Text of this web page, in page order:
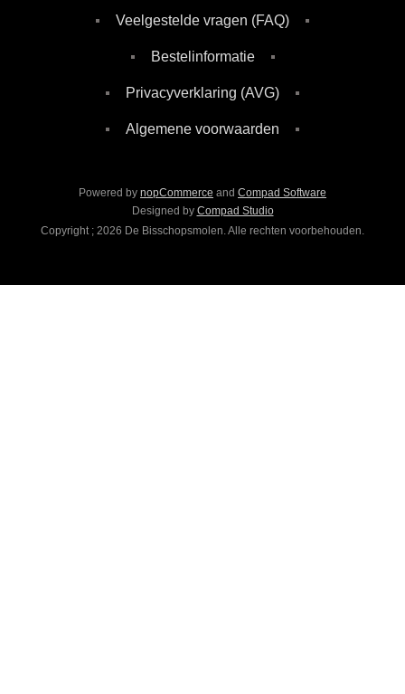
Veelgestelde vragen (FAQ)
Bestelinformatie
Privacyverklaring (AVG)
Algemene voorwaarden
Powered by nopCommerce and Compad Software
Designed by Compad Studio
Copyright ; 2026 De Bisschopsmolen. Alle rechten voorbehouden.